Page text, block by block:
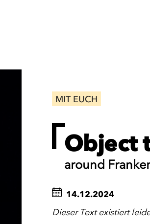
MIT EUCH
Object
around
14.12.2024
Dieser Text existiert